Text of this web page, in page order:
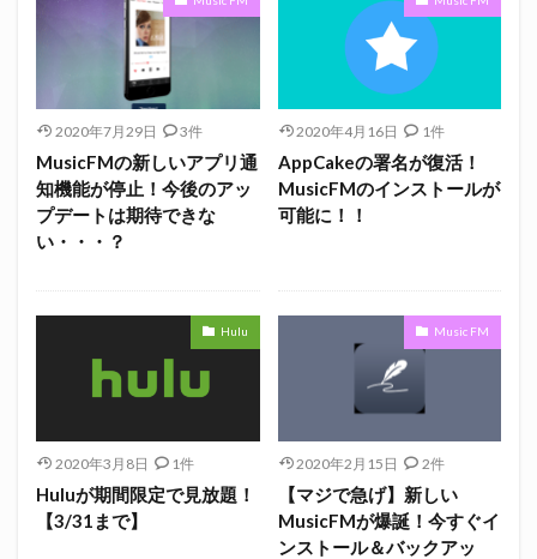
2020年7月29日 3件
MusicFMの新しいアプリ通
知機能が停止！今後のアッ
プデートは期待できな
い・・・？
2020年4月16日 1件
AppCakeの署名が復活！
MusicFMのインストールが
可能に！！
Hulu
2020年3月8日 1件
Huluが期間限定で見放題！
【3/31まで】
Music FM
2020年2月15日 2件
【マジで急げ】新しい
MusicFMが爆誕！今すぐイ
ンストール＆バックアッ